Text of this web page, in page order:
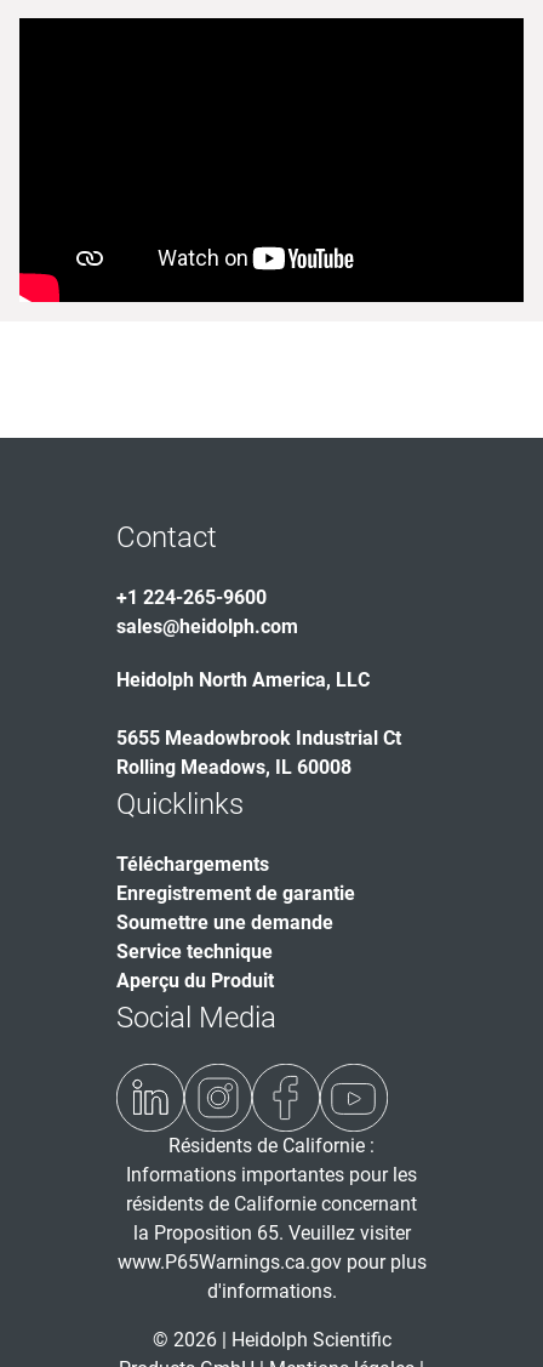
Contact
+1 224-265-9600
sales@heidolph.com
Heidolph North America, LLC
5655 Meadowbrook Industrial Ct
Rolling Meadows, IL 60008
Quicklinks
Téléchargements
Enregistrement de garantie
Soumettre une demande
Service technique
Aperçu du Produit
Social Media
Résidents de Californie :
Informations importantes pour les
résidents de Californie concernant
la Proposition 65. Veuillez visiter
www.P65Warnings.ca.govpour plus
d'informations.
© 2026 | Heidolph Scientific